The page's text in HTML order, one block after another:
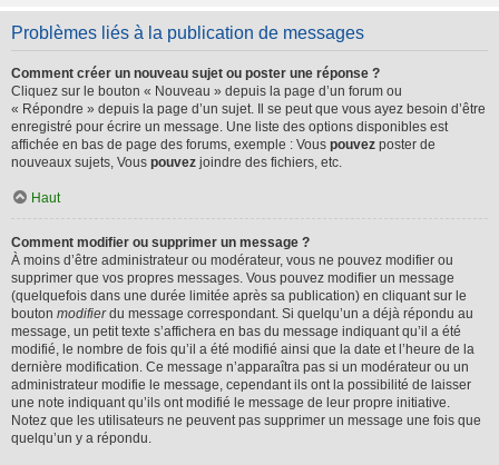
Problèmes liés à la publication de messages
Comment créer un nouveau sujet ou poster une réponse ?
Cliquez sur le bouton « Nouveau » depuis la page d’un forum ou
« Répondre » depuis la page d’un sujet. Il se peut que vous ayez besoin d’être
enregistré pour écrire un message. Une liste des options disponibles est
affichée en bas de page des forums, exemple : Vous pouvez poster de
nouveaux sujets, Vous pouvez joindre des fichiers, etc.
Haut
Comment modifier ou supprimer un message ?
À moins d’être administrateur ou modérateur, vous ne pouvez modifier ou
supprimer que vos propres messages. Vous pouvez modifier un message
(quelquefois dans une durée limitée après sa publication) en cliquant sur le
bouton modifierdu message correspondant. Si quelqu’un a déjà répondu au
message, un petit texte s’affichera en bas du message indiquant qu’il a été
modifié, le nombre de fois qu’il a été modifié ainsi que la date et l’heure de la
dernière modification. Ce message n’apparaîtra pas si un modérateur ou un
administrateur modifie le message, cependant ils ont la possibilité de laisser
une note indiquant qu’ils ont modifié le message de leur propre initiative.
Notez que les utilisateurs ne peuvent pas supprimer un message une fois que
quelqu’un y a répondu.